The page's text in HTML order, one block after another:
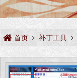
首页 补丁工具